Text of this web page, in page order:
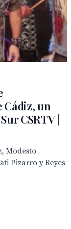
Cádiz, un
CSRTV |
Modesto
Pizarro y Reyes